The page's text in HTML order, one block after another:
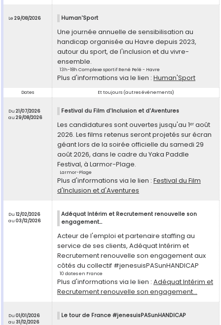
Le 29/08/2026 Human'Sport
Une journée annuelle de sensibilisation au
handicap organisée au Havre depuis 2023,
autour du sport, de l'inclusion et du vivre-
ensemble.
13h-18h Complexe sportif René Pelé - Havre
Plus d'informations via le lien : Human'Sport
Dates Et toujours (autres événements)
Du 21/07/2026
au 29/08/2026
Festival du Film d'Inclusion et d'Aventures
Les candidatures sont ouvertes jusqu'au 1ᵉʳ août
2026. Les films retenus seront projetés sur écran
géant lors de la soirée officielle du samedi 29
août 2026, dans le cadre du Yaka Paddle
Festival, à Larmor-Plage.
Larmor-Plage
Plus d'informations via le lien : Festival du Film
d'Inclusion et d'Aventures
Du 12/02/2026
au 03/12/2026
Adéquat Intérim et Recrutement renouvelle son
engagement...
Acteur de l'emploi et partenaire staffing au
service de ses clients, Adéquat Intérim et
Recrutement renouvelle son engagement aux
côtés du collectif #jenesuisPASunHANDICAP
10 dates en France
Plus d'informations via le lien : Adéquat Intérim et
Recrutement renouvelle son engagement...
Du 01/01/2026
au 31/12/2026
Le tour de France #jenesuisPASunHANDICAP